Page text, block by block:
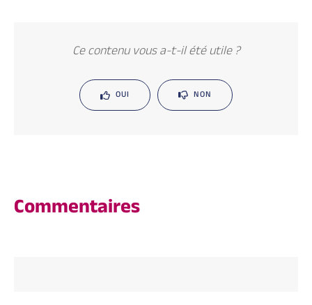
Ce contenu vous a-t-il été utile ?
OUI NON
Commentaires